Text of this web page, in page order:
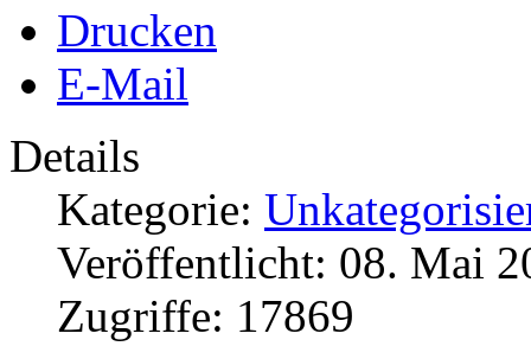
Drucken
E-Mail
Details
Kategorie:
Veröffentlicht: 08. Mai
Zugriffe: 17869